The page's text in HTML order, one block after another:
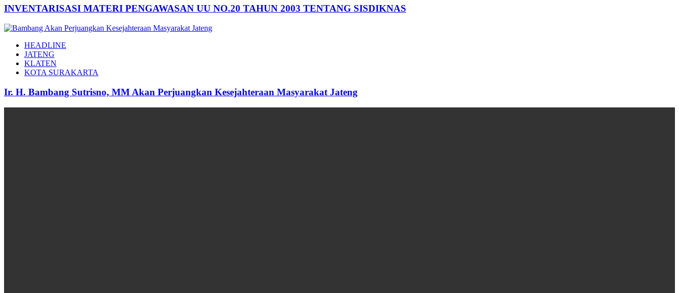
INVENTARISASI MATERI PENGAWASAN UU NO.20 TAHUN 2003 TENTANG SISDIKNAS
HEADLINE
JATENG
KLATEN
KOTA SURAKARTA
Ir. H. Bambang Sutrisno, MM Akan Perjuangkan Kesejahteraan Masyarakat Jateng